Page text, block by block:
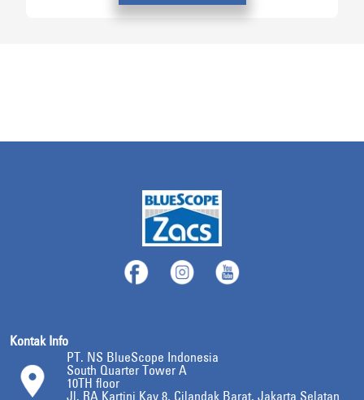
Kontak Info
PT. NS BlueScope Indonesia
South Quarter Tower A
10TH floor
Jl. RA Kartini Kav 8, Cilandak Barat, Jakarta Selatan